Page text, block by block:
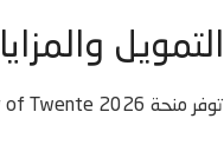
التمويل والمزايا
توفر منحة University of Twente 2026 المزايا التالية: